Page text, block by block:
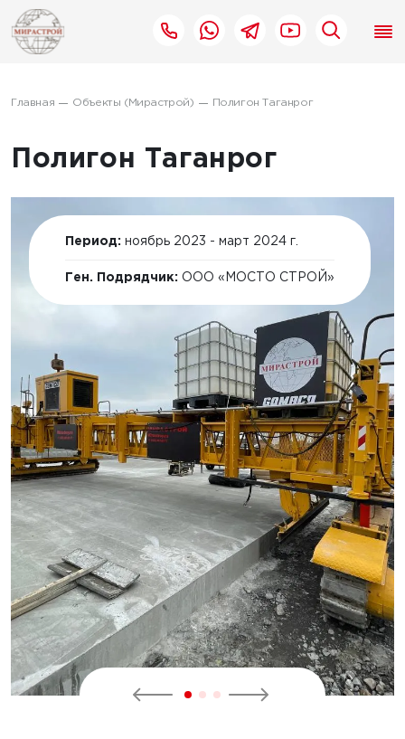
Главная Объекты (Мирастрой) Полигон Таганрог
Полигон Таганрог
Период: ноябрь 2023 - март 2024 г.
Ген. Подрядчик: ООО «МОСТО СТРОЙ»